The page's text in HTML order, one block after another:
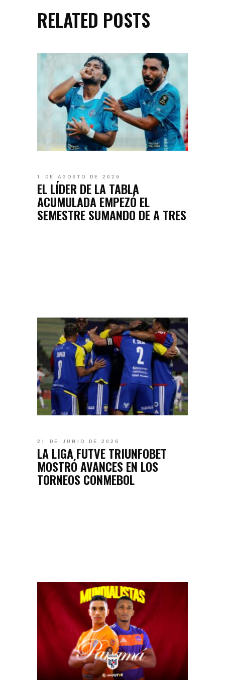
RELATED POSTS
1 DE AGOSTO DE 2026
EL LÍDER DE LA TABLA
ACUMULADA EMPEZÓ EL
SEMESTRE SUMANDO DE A TRES
21 DE JUNIO DE 2026
LA LIGA FUTVE TRIUNFOBET
MOSTRÓ AVANCES EN LOS
TORNEOS CONMEBOL